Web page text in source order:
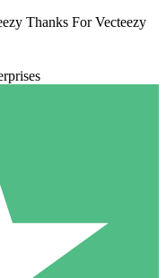
Thanks For Vecteezy